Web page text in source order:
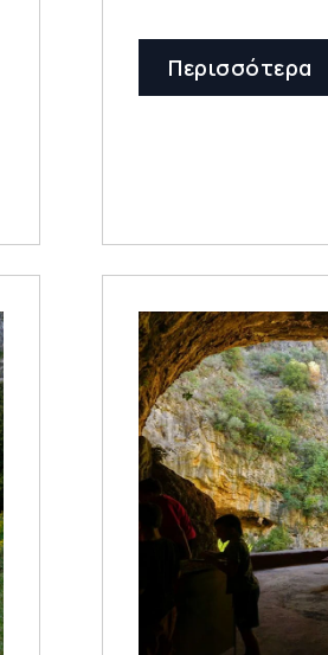
Περισσότερα